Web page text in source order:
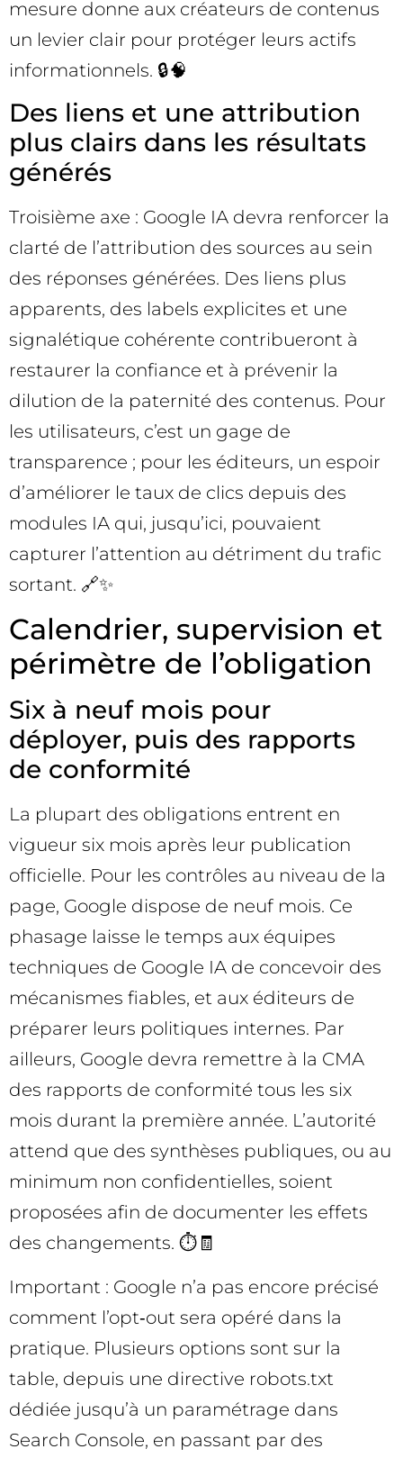
mesure donne aux créateurs de contenus
un levier clair pour protéger leurs actifs
informationnels. 🔒🧠
Des liens et une attribution
plus clairs dans les résultats
générés
Troisième axe : Google IA devra renforcer la
clarté de l’attribution des sources au sein
des réponses générées. Des liens plus
apparents, des labels explicites et une
signalétique cohérente contribueront à
restaurer la confiance et à prévenir la
dilution de la paternité des contenus. Pour
les utilisateurs, c’est un gage de
transparence ; pour les éditeurs, un espoir
d’améliorer le taux de clics depuis des
modules IA qui, jusqu’ici, pouvaient
capturer l’attention au détriment du trafic
sortant. 🔗✨
Calendrier, supervision et
périmètre de l’obligation
Six à neuf mois pour
déployer, puis des rapports
de conformité
La plupart des obligations entrent en
vigueur six mois après leur publication
officielle. Pour les contrôles au niveau de la
page, Google dispose de neuf mois. Ce
phasage laisse le temps aux équipes
techniques de Google IA de concevoir des
mécanismes fiables, et aux éditeurs de
préparer leurs politiques internes. Par
ailleurs, Google devra remettre à la CMA
des rapports de conformité tous les six
mois durant la première année. L’autorité
attend que des synthèses publiques, ou au
minimum non confidentielles, soient
proposées afin de documenter les effets
des changements. ⏱️🧾
Important : Google n’a pas encore précisé
comment l’opt‑out sera opéré dans la
pratique. Plusieurs options sont sur la
table, depuis une directive robots.txt
dédiée jusqu’à un paramétrage dans
Search Console, en passant par des